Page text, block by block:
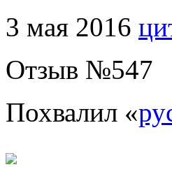
3 мая 2016
Отзыв №547
Похвалил «